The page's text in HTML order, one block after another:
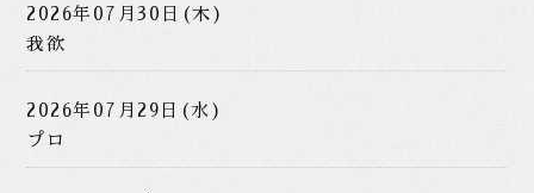
2026年07月30日(木)
我欲
2026年07月29日(水)
プロ